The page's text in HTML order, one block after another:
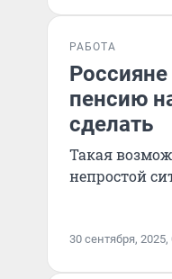
РАБОТА
пенсию
сделать
Такая
непростой
30 сентября, 2025,